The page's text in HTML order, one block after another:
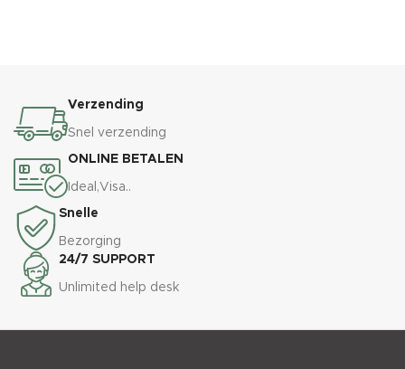
Verzending
Snel verzending
ONLINE BETALEN
Ideal,Visa..
Snelle
Bezorging
24/7 SUPPORT
Unlimited help desk